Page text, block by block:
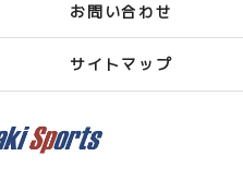
お問い合わせ
サイトマップ